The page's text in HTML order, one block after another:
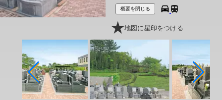
概要を閉じる
地図に星印をつける